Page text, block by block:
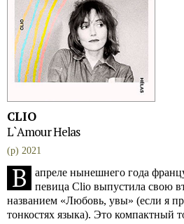
CLIO
L`Amour Helas
(p) 2021
В
апреле нынешнего года
певица Clio выпустила свою
названием «Любовь, увы» (если я
тонкостях языка). Это компактный